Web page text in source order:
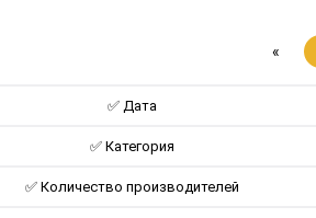
«
✅ Дата
✅ Категория
✅ Количество производителей